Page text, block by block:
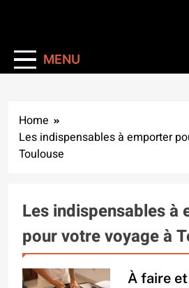
MENU
Home
Les indispensables à emporter
Toulouse
Les indispensables à
pour votre voyage à
À faire